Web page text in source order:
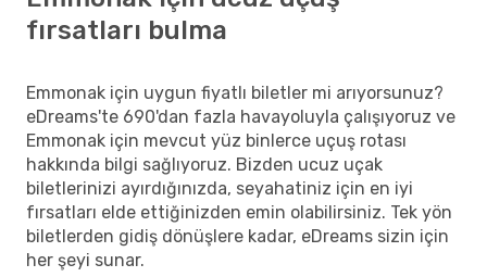
fırsatları bulma
Emmonak için uygun fiyatlı biletler mi arıyorsunuz?
eDreams'te 690'dan fazla havayoluyla çalışıyoruz ve
Emmonak için mevcut yüz binlerce uçuş rotası
hakkında bilgi sağlıyoruz. Bizden ucuz uçak
biletlerinizi ayırdığınızda, seyahatiniz için en iyi
fırsatları elde ettiğinizden emin olabilirsiniz. Tek yön
biletlerden gidiş dönüşlere kadar, eDreams sizin için
her şeyi sunar.